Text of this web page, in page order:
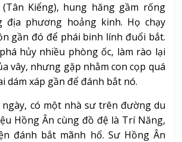
Kiểng), hung hăng gầm rống
địa phương hoảng kinh. Họ chạy
gần đó để phái binh lính đuổi bắt.
hủy nhiều phòng ốc, làm rào lại
vây, nhưng gặp nhằm con cọp quá
dám xáp gần để đánh bắt nó.
có một nhà sư trên đường du
Hồng Ân cùng đồ đệ là Trí Năng,
đánh bắt mãnh hổ. Sư Hồng Ân